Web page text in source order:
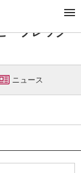
㈱ビーブレックス）
ーブレック
ニュース